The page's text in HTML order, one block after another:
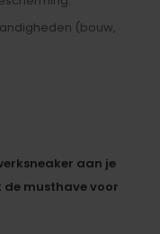
(bouw,
aan je
de musthave voor